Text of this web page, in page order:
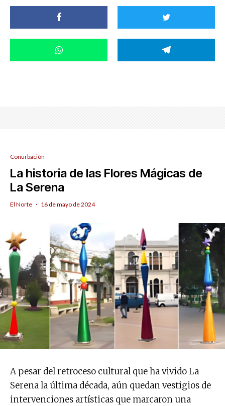
Conurbación
La historia de las Flores Mágicas de
La Serena
El Norte · 16 de mayo de 2024
A pesar del retroceso cultural que ha vivido La
Serena la última década, aún quedan vestigios de
intervenciones artísticas que marcaron una